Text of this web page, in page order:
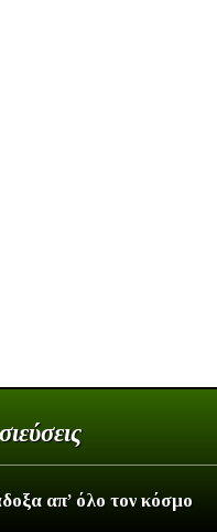
απ’ όλο τον κόσμο